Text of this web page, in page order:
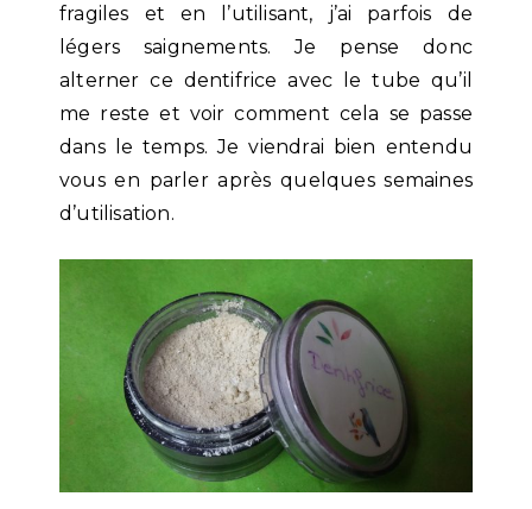
fragiles et en l’utilisant, j’ai parfois de
légers saignements. Je pense donc
alterner ce dentifrice avec le tube qu’il
me reste et voir comment cela se passe
dans le temps. Je viendrai bien entendu
vous en parler après quelques semaines
d’utilisation.